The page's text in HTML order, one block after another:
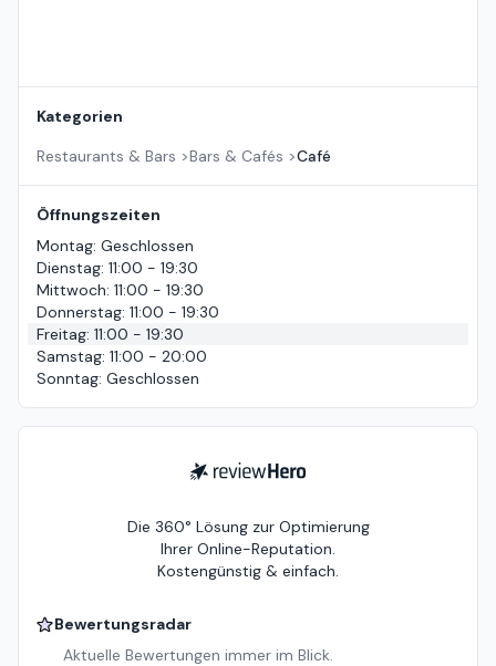
Kategorien
Restaurants & Bars >Bars & Cafés >Café
Öffnungszeiten
Montag: Geschlossen
Dienstag: 11:00 - 19:30
Mittwoch: 11:00 - 19:30
Donnerstag: 11:00 - 19:30
Freitag: 11:00 - 19:30
Samstag: 11:00 - 20:00
Sonntag: Geschlossen
ReviewHero
Die 360° Lösung zur Optimierung
Ihrer Online-Reputation.
Kostengünstig & einfach.
Bewertungsradar
Aktuelle Bewertungen immer im Blick.